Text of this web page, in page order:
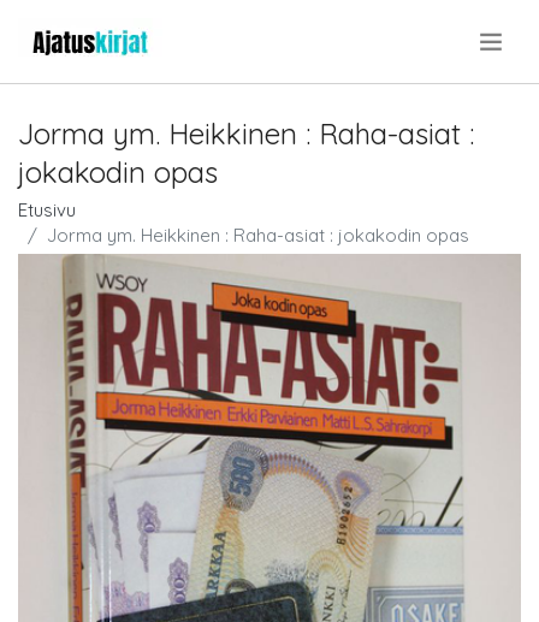
Jorma ym. Heikkinen : Raha-asiat :
jokakodin opas
Etusivu
Jorma ym. Heikkinen : Raha-asiat : jokakodin opas